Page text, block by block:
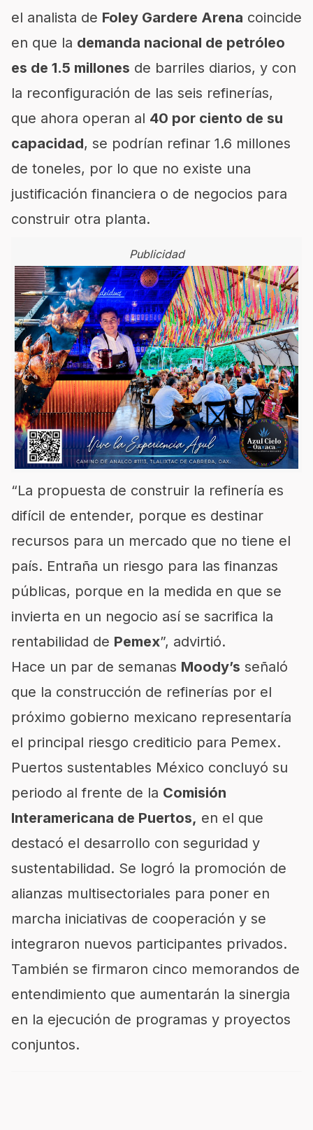
el analista de Foley Gardere Arena coincide
en que la demanda nacional de petróleo
es de 1.5 millones de barriles diarios, y con
la reconfiguración de las seis refinerías,
que ahora operan al 40 por ciento de su
capacidad, se podrían refinar 1.6 millones
de toneles, por lo que no existe una
justificación financiera o de negocios para
construir otra planta.
Publicidad
“La propuesta de construir la refinería es
difícil de entender, porque es destinar
recursos para un mercado que no tiene el
país. Entraña un riesgo para las finanzas
públicas, porque en la medida en que se
invierta en un negocio así se sacrifica la
rentabilidad de Pemex”, advirtió.
Hace un par de semanas Moody’s señaló
que la construcción de refinerías por el
próximo gobierno mexicano representaría
el principal riesgo crediticio para Pemex.
Puertos sustentables México concluyó su
periodo al frente de la Comisión
Interamericana de Puertos, en el que
destacó el desarrollo con seguridad y
sustentabilidad. Se logró la promoción de
alianzas multisectoriales para poner en
marcha iniciativas de cooperación y se
integraron nuevos participantes privados.
También se firmaron cinco memorandos de
entendimiento que aumentarán la sinergia
en la ejecución de programas y proyectos
conjuntos.